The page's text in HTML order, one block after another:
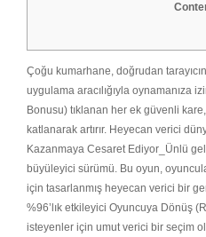
Çoğu kumarhane, doğrudan
uygulama aracılığıyla oynamanıza
Bonusu) tıklanan her ek güvenli
katlanarak artırır. Heyecan verici
Kazanmaya Cesaret Ediyor_Ünlü
büyüleyici sürümü. Bu oyun,
için tasarlanmış heyecan verici bir
%96’lık etkileyici Oyuncuya Dönüş
isteyenler için umut verici bir seçim